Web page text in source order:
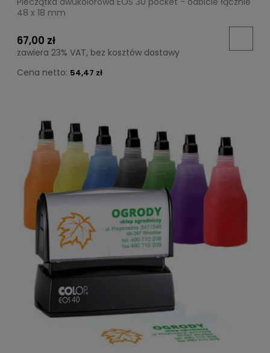
48 x 18 mm
67,00 zł
zawiera 23% VAT, bez kosztów dostawy
Cena netto: 54,47 zł